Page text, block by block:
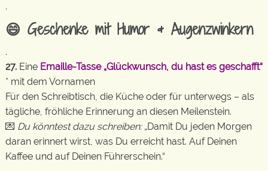
.
😄 Geschenke mit Humor & Augenzwinkern
.
27. Eine Emaille-Tasse „Glückwunsch, du hast es geschafft“
* mit dem Vornamen
Für den Schreibtisch, die Küche oder für unterwegs – als
tägliche, fröhliche Erinnerung an diesen Meilenstein.
💌 Du könntest dazu schreiben:„Damit Du jeden Morgen
daran erinnert wirst, was Du erreicht hast. Auf Deinen
Kaffee und auf Deinen Führerschein.“